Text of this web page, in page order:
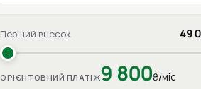
Перший внесок 49
ОРІЄНТОВНИЙ ПЛАТІЖ9 800₴/міс